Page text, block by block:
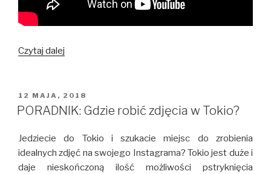
Czytaj dalej
Japonii
OPUBLIKOWANE
W
12 MAJA, 2018
PORADNIK: Gdzie robić zdjęcia w Tokio?
Jedziecie do Tokio i szukacie miejsc do zrobienia
idealnych zdjęć na swojego Instagrama? Tokio jest duże i
daje nieskończoną ilość możliwości pstryknięcia